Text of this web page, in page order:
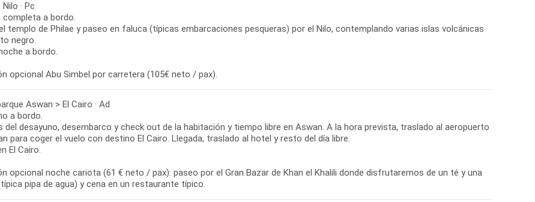
· Pc
completa a bordo.
templo de Philae y paseo en faluca (típicas embarcaciones pesqueras) por el Nilo, contemplando varias islas volcánicas
negro.
a bordo.
opcional Abu Simbel por carretera (105€ neto / pax).
Aswan > El Cairo · Ad
a bordo.
del desayuno, desembarco y check out de la habitación y tiempo libre en Aswan. A la hora prevista, traslado al aeropuerto
para coger el vuelo con destino El Cairo. Llegada, traslado al hotel y resto del día libre.
El Cairo.
opcional noche cariota (61 € neto / pax): paseo por el Gran Bazar de Khan el Khalili donde disfrutaremos de un té y una
pipa de agua) y cena en un restaurante típico.